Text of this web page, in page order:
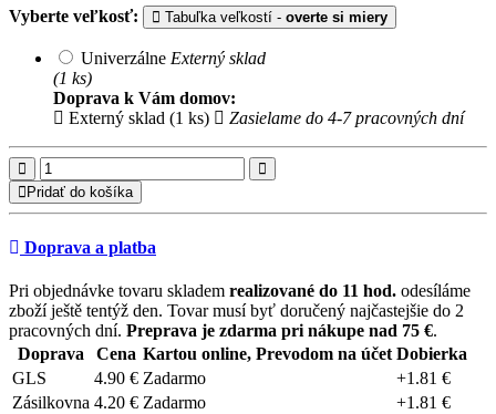
Vyberte veľkosť: Tabuľka veľkostí - overte si miery
Univerzálne Externý sklad
(1 ks)
Doprava k Vám domov:
Externý sklad (1 ks)
Zasielame do 4-7 pracovných dní
Pridať do košíka
Doprava a platba
Pri objednávke tovaru skladem realizované do 11 hod. odesíláme
zboží ještě tentýž den. Tovar musí byť doručený najčastejšie do 2
pracovných dní. Preprava je zdarma pri nákupe nad 75 €.
Doprava
Cena Kartou online, Prevodom na účet Dobierka
GLS
4.90 € Zadarmo
+1.81 €
Zásilkovna 4.20 € Zadarmo +1.81 €